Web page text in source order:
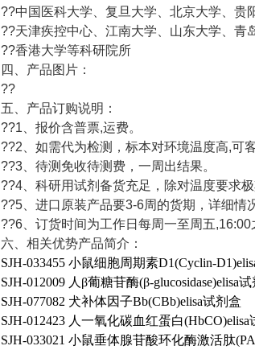
??中国医科大学、复旦大学、北京大学、贵
??天津疾控中心、江南大学、山东大学、青
??香港大学等科研院所
四、产品图片：
??
五、产品订购说明：
??1、报价含普票,运费。
??2、如需代为检测，标本对环境温度高,可
??3、待测免收待测费，一周出结果。
??4、科研用试剂备货充足，除对温度要求
??5、进口原装产品要3-6周的货期，详细情
??6、订货时间为工作日每周一至周五,16:00
六、相关优势产品简介：
SJH-033455 小鼠细胞周期素D1(Cyclin-
SJH-012009 人β葡糖苷酶(β-glucosidase)elisa
SJH-077082 犬补体因子Bb(CBb)elisa试剂盒
SJH-012423 人一氧化碳血红蛋白(HbCO)elisa
SJH-033021 小鼠垂体腺苷酸环化酶激活肽